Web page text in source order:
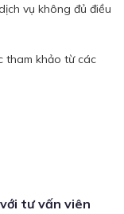
vụ không đủ điều
tham khảo từ các
tư vấn viên